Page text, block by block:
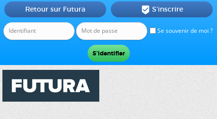
Se souvenir de moi ?
Retour sur Futura  S'inscrire